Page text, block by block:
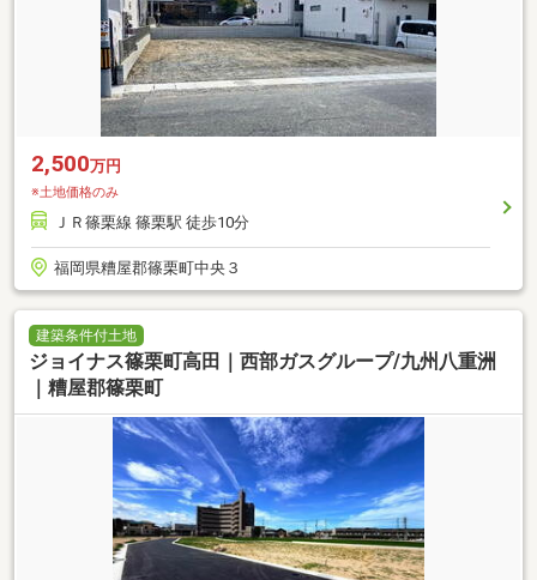
2,500万円
※土地価格のみ
ＪＲ篠栗線 篠栗駅 徒歩10分
福岡県糟屋郡篠栗町中央３
建築条件付土地
ジョイナス篠栗町高田｜西部ガスグループ/九州八重洲
｜糟屋郡篠栗町